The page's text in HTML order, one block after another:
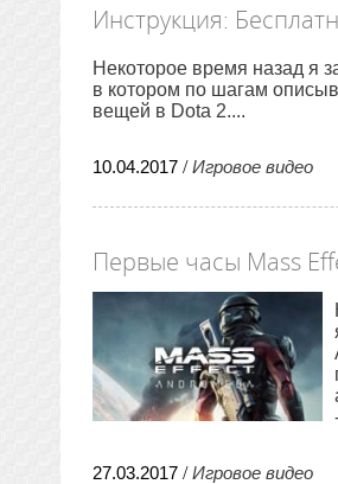
Инструкция:
Некоторое время назад я
в котором по шагам
вещей в Dota 2....
10.04.2017 / Игровое видео
Первые часы Mass
27.03.2017 / Игровое видео